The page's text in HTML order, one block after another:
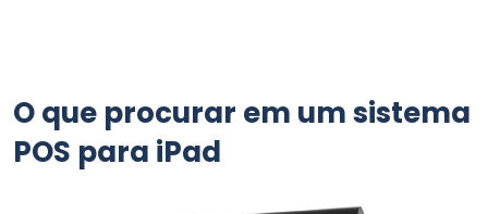
O que procurar em um sistema
POS para iPad